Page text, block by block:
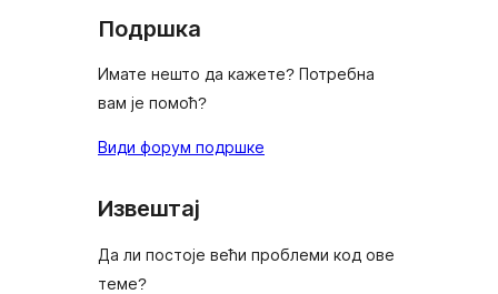
Подршка
Имате нешто да кажете? Потребна
вам је помоћ?
Види форум подршке
Извештај
Да ли постоје већи проблеми код ове
теме?